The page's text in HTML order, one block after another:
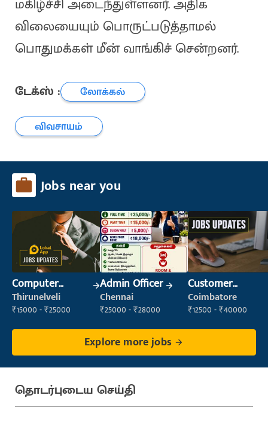
மகிழ்ச்சி அடைந்துள்ளனர். அதிக
விலையையும் பொருட்படுத்தாமல்
பொதுமக்கள் மீன் வாங்கிச் சென்றனர்.
டேக்ஸ் :
லோக்கல்
விவசாயம்
Jobs near you
Computer
Operator
Thirunelveli
₹15000 - ₹25000
Admin Officer
Chennai
₹25000 - ₹28000
Customer
Support Officer
Coimbatore
₹12500 - ₹40000
Explore more jobs
தொடர்புடைய செய்தி